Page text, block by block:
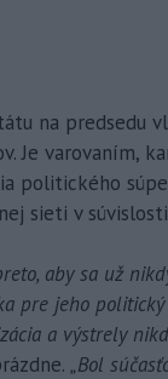
na predsedu
Je varovaním,
politického
sieti v
aby sa už
pre jeho
a výstrely
„Bol